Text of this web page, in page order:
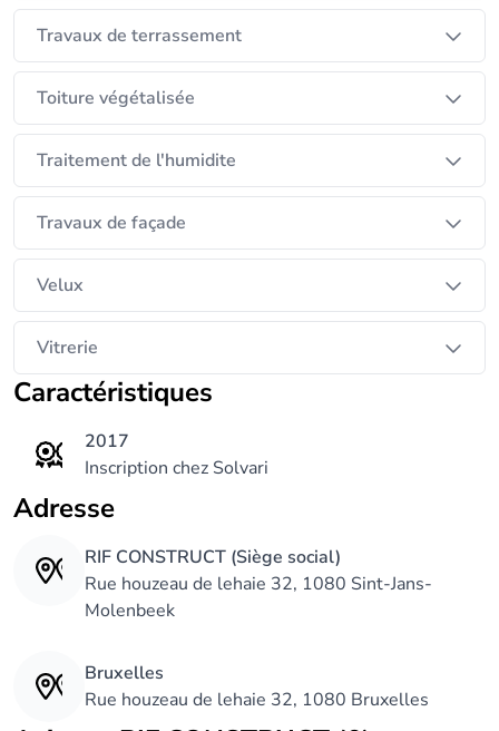
Travaux de terrassement
Toiture végétalisée
Traitement de l'humidite
Travaux de façade
Velux
Vitrerie
Caractéristiques
2017
Inscription chez Solvari
Adresse
RIF CONSTRUCT (Siège social)
Rue houzeau de lehaie 32, 1080 Sint-Jans-
Molenbeek
Bruxelles
Rue houzeau de lehaie 32, 1080 Bruxelles